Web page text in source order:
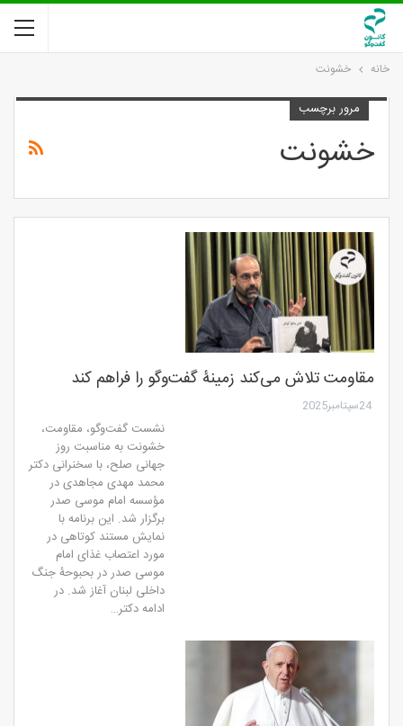
خانه خشونت
مرور برچسب
خشونت
مقاومت تلاش می‌کند زمینۀ گفت‌وگو را فراهم کند
24سپتامبر2025
نشست گفت‌وگو، مقاومت،
خشونت به مناسبت روز
جهانی صلح، با سخنرانی دکتر
محمد مهدی مجاهدی در
مؤسسه امام موسی صدر
برگزار شد. این برنامه با
نمایش مستند کوتاهی در
مورد اعتصاب غذای امام
موسی صدر در بحبوحۀ جنگ
داخلی لبنان آغاز شد. در
ادامه دکتر…